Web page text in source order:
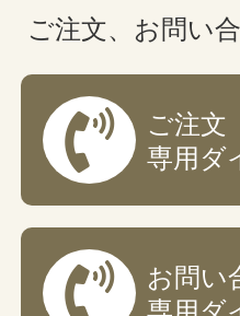
ご注文、お問い
ご注文
専用ダ
お問い